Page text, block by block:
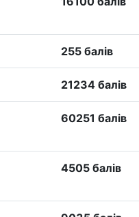
255 балів
21234 балів
60251 балів
4505 балів